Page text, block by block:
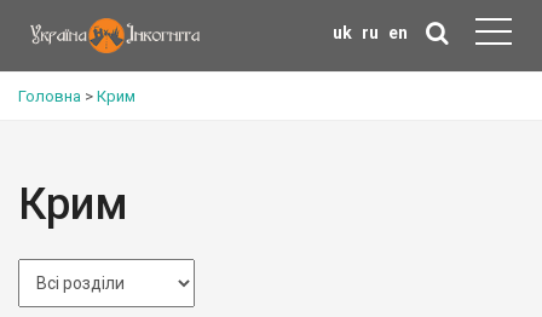
uk ru en
Головна > Крим
Крим